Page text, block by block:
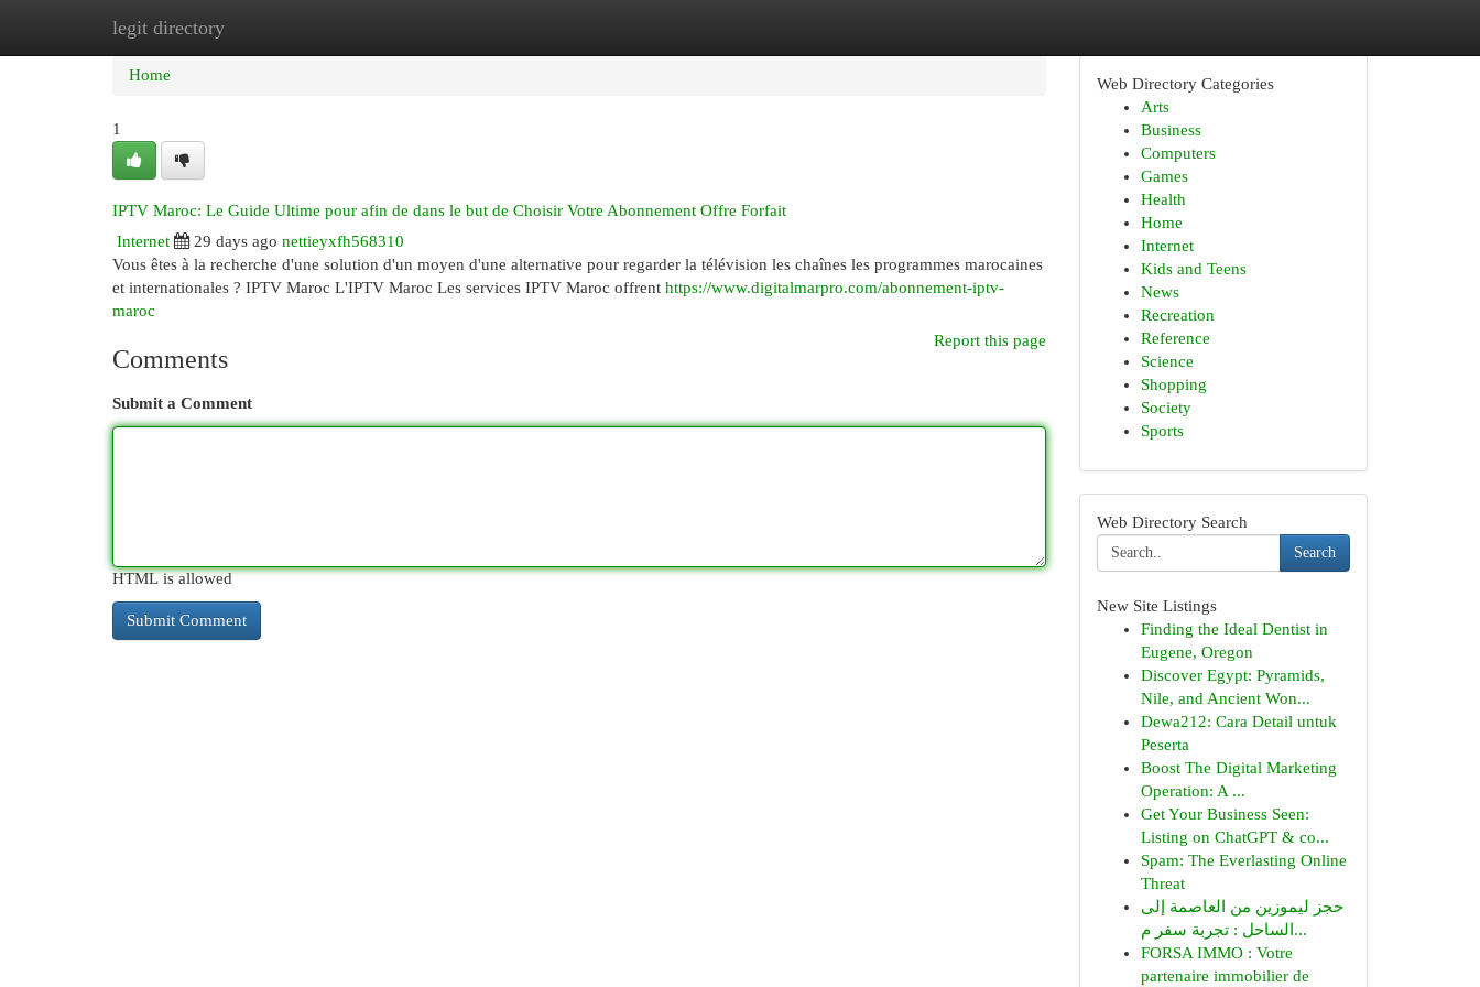
legit directory
Home New Site Listings
Home
1
IPTV Maroc: Le Guide Ultime pour afin de dans le but de Choisir Votre Abonnement Offre Forfait
Internet
29 days ago nettieyxfh568310
Vous êtes à la recherche d'une solution d'un moyen d'une alternative pour regarder la télévision les chaînes les programmes marocaines
et internationales ? IPTV Maroc L'IPTV Maroc Les services IPTV Maroc offrent https://www.digitalmarpro.com/abonnement-iptv-
maroc
Report this page
Comments
Submit a Comment
HTML is allowed
Web Directory Categories
Arts
Business
Computers
Games
Health
Home
Internet
Kids and Teens
News
Recreation
Reference
Science
Shopping
Society
Sports
Web Directory Search
Search
New Site Listings
Finding the Ideal Dentist in
Eugene, Oregon
Discover Egypt: Pyramids,
Nile, and Ancient Won...
Dewa212: Cara Detail untuk
Peserta
Boost The Digital Marketing
Operation: A ...
Get Your Business Seen:
Listing on ChatGPT & co...
Spam: The Everlasting Online
Threat
حجز ليموزين من العاصمة إلى
الساحل : تجربة سفر م...
FORSA IMMO : Votre
partenaire immobilier de